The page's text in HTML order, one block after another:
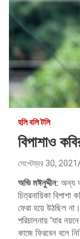
হলি বলি টলি
বিপাশাও
সেপ্টেম্বর 30, 2021
অভি মঈনুদ্দীন: অন্য
চিত্রনায়িকা বিপাশা
ফেরা হয়ে উঠছিল
পরিচালনায় ‘যার
কাজে ফিরবেন বলে